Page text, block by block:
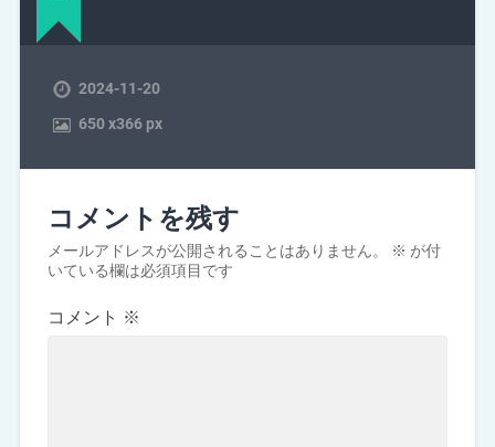
2024-11-20
650x366 px
コメントを残す
メールアドレスが公開されることはありません。 ※ が付
いている欄は必須項目です
コメント ※